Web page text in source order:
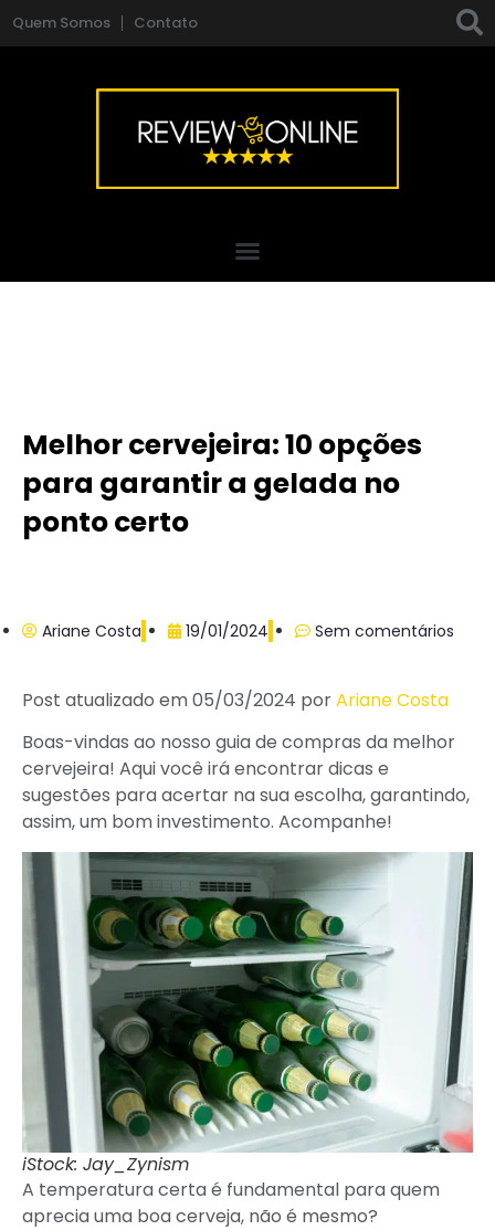
Quem Somos Contato
Melhor cervejeira: 10 opções
para garantir a gelada no
ponto certo
Ariane Costa 19/01/2024 Sem comentários
Post atualizado em 05/03/2024 porAriane Costa
Boas-vindas ao nosso guia de compras da melhor
cervejeira! Aqui você irá encontrar dicas e
sugestões para acertar na sua escolha, garantindo,
assim, um bom investimento. Acompanhe!
iStock: Jay_Zynism
A temperatura certa é fundamental para quem
aprecia uma boa cerveja, não é mesmo?